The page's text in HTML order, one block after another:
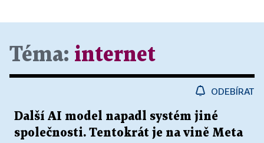
Téma: internet
ODEBÍRAT
Další AI model napadl systém jiné
společnosti. Tentokrát je na vině Meta